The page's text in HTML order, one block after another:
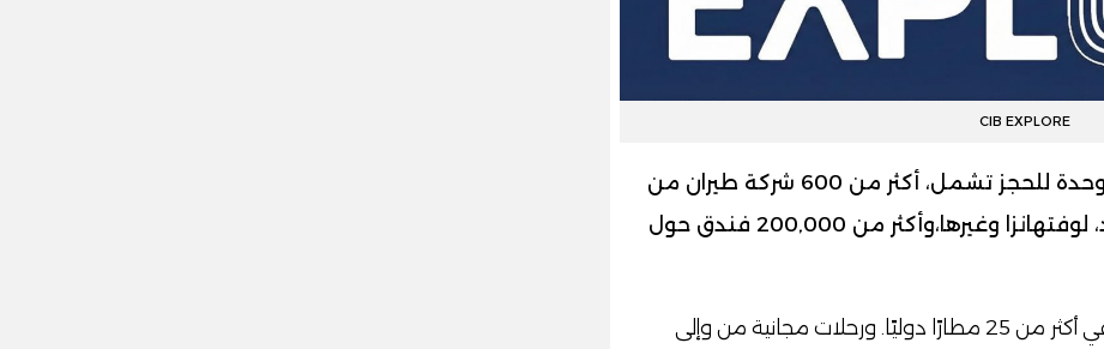
CIB EXPLORE
كما يتيح CIB EXPLORE منصة موحدة للحجز تشمل، أكثر من 600 شركة طيران من
بينها الإماراتية. مصر للطيران، الاتحاد، لوفتهانزا وغيرها،وأكثر من 200,000 فندق حول
كما تشمل الدخول إلى صالات مطارية في أكثر من 25 مطارًا دوليًا. ورحلات مجانية من وإلى